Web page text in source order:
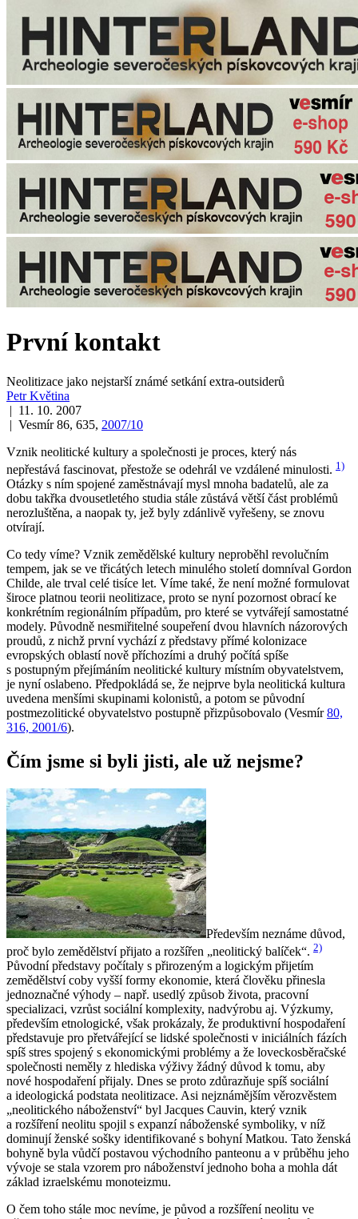
První kontakt
Neolitizace jako nejstarší známé setkání extra-outsiderů
Petr Květina
| 11. 10. 2007
| Vesmír 86, 635, 2007/10
Vznik neolitické kultury a společnosti je proces, který nás
nepřestává fascinovat, přestože se odehrál ve vzdálené minulosti. 1)
Otázky s ním spojené zaměstnávají mysl mnoha badatelů, ale za
dobu takřka dvousetletého studia stále zůstává větší část problémů
nerozluštěna, a naopak ty, jež byly zdánlivě vyřešeny, se znovu
otvírají.
Co tedy víme? Vznik zemědělské kultury neproběhl revolučním
tempem, jak se ve třicátých letech minulého století domníval Gordon
Childe, ale trval celé tisíce let. Víme také, že není možné formulovat
široce platnou teorii neolitizace, proto se nyní pozornost obrací ke
konkrétním regionálním případům, pro které se vytvářejí samostatné
modely. Původně nesmiřitelné soupeření dvou hlavních názorových
proudů, z nichž první vychází z představy přímé kolonizace
evropských oblastí nově příchozími a druhý počítá spíše
s postupným přejímáním neolitické kultury místním obyvatelstvem,
je nyní oslabeno. Předpokládá se, že nejprve byla neolitická kultura
uvedena menšími skupinami kolonistů, a potom se původní
postmezolitické obyvatelstvo postupně přizpůsobovalo (Vesmír80,
316, 2001/6).
Čím jsme si byli jisti, ale už nejsme?
Především neznáme důvod,
proč bylo zemědělství přijato a rozšířen „neolitický balíček“. 2)
Původní představy počítaly s přirozeným a logickým přijetím
zemědělství coby vyšší formy ekonomie, která člověku přinesla
jednoznačné výhody – např. usedlý způsob života, pracovní
specializaci, vzrůst sociální komplexity, nadvýrobu aj. Výzkumy,
především etnologické, však prokázaly, že produktivní hospodaření
představuje pro přetvářející se lidské společnosti v iniciálních fázích
spíš stres spojený s ekonomickými problémy a že loveckosběračské
společnosti neměly z hlediska výživy žádný důvod k tomu, aby
nové hospodaření přijaly. Dnes se proto zdůrazňuje spíš sociální
a ideologická podstata neolitizace. Asi nejznámějším věrozvěstem
„neolitického náboženství“ byl Jacques Cauvin, který vznik
a rozšíření neolitu spojil s expanzí náboženské symboliky, v níž
dominují ženské sošky identifikované s bohyní Matkou. Tato ženská
bohyně byla vůdčí postavou východního panteonu a v průběhu jeho
vývoje se stala vzorem pro náboženství jednoho boha a mohla dát
základ izraelskému monoteizmu.
O čem toho stále moc nevíme, je původ a rozšíření neolitu ve